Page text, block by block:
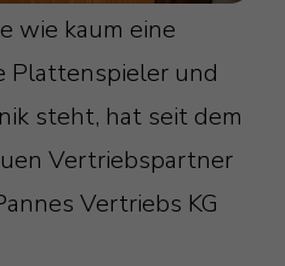
wie kaum eine
Plattenspieler und
steht, hat seit dem
Vertriebspartner
Vertriebs KG